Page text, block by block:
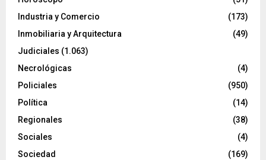
Industria y Comercio
(173)
Inmobiliaria y Arquitectura
(49)
Judiciales (1.063)
Necrológicas
(4)
Policiales
(950)
Política
(14)
Regionales
(38)
Sociales
(4)
Sociedad
(169)